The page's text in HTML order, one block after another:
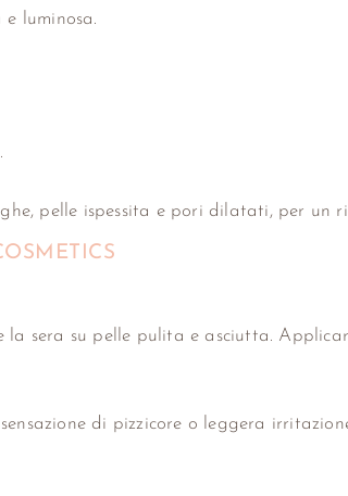
luminosa.
pelle ispessita e pori dilatati, per un
la sera su pelle pulita e asciutta.
di pizzicore o leggera